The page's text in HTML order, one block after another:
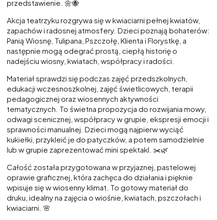
przedstawienie. 🌼🐝
Akcja teatrzyku rozgrywa się w kwiaciarni pełnej kwiatów,
zapachów i radosnej atmosfery. Dzieci poznają bohaterów:
Panią Wiosnę, Tulipana, Pszczołę, Klienta i Florystkę, a
następnie mogą odegrać prostą, ciepłą historię o
nadejściu wiosny, kwiatach, współpracy i radości.
Materiał sprawdzi się podczas zajęć przedszkolnych,
edukacji wczesnoszkolnej, zajęć świetlicowych, terapii
pedagogicznej oraz wiosennych aktywności
tematycznych. To świetna propozycja do rozwijania mowy,
odwagi scenicznej, współpracy w grupie, ekspresji emocji i
sprawności manualnej. Dzieci mogą najpierw wyciąć
kukiełki, przykleić je do patyczków, a potem samodzielnie
lub w grupie zaprezentować mini spektakl. ✂️🌿
Całość została przygotowana w przyjaznej, pastelowej
oprawie graficznej, która zachęca do działania i pięknie
wpisuje się w wiosenny klimat. To gotowy materiał do
druku, idealny na zajęcia o wiośnie, kwiatach, pszczołach i
kwiaciarni. 🌸